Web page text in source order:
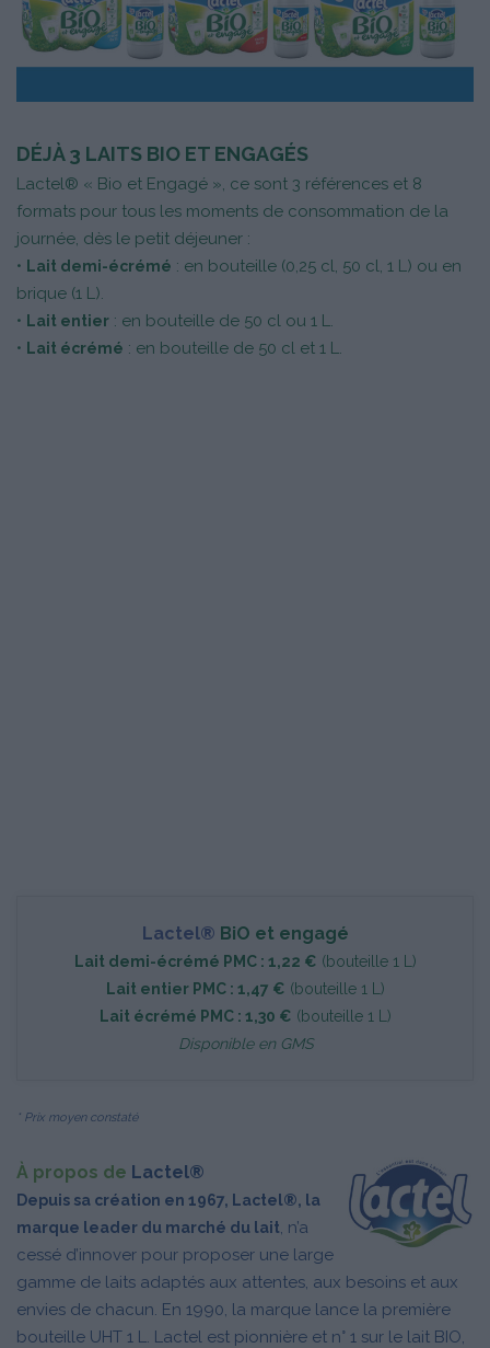
DÉJÀ 3 LAITS BIO ET ENGAGÉS
Lactel® « Bio et Engagé », ce sont 3 références et 8
formats pour tous les moments de consommation de la
journée, dès le petit déjeuner :
• Lait demi-écrémé : en bouteille (0,25 cl, 50 cl, 1 L) ou en
brique (1 L).
• Lait entier : en bouteille de 50 cl ou 1 L.
• Lait écrémé : en bouteille de 50 cl et 1 L.
Lactel® BiO et engagé
Lait demi-écrémé PMC : 1,22 € (bouteille 1 L)
Lait entier PMC : 1,47 € (bouteille 1 L)
Lait écrémé PMC : 1,30 € (bouteille 1 L)
Disponible en GMS
* Prix moyen constaté
À propos de Lactel®
Depuis sa création en 1967, Lactel®, la
marque leader du marché du lait, n’a
cessé d’innover pour proposer une large
gamme de laits adaptés aux attentes, aux besoins et aux
envies de chacun. En 1990, la marque lance la première
bouteille UHT 1 L. Lactel est pionnière et n° 1 sur le lait BIO,